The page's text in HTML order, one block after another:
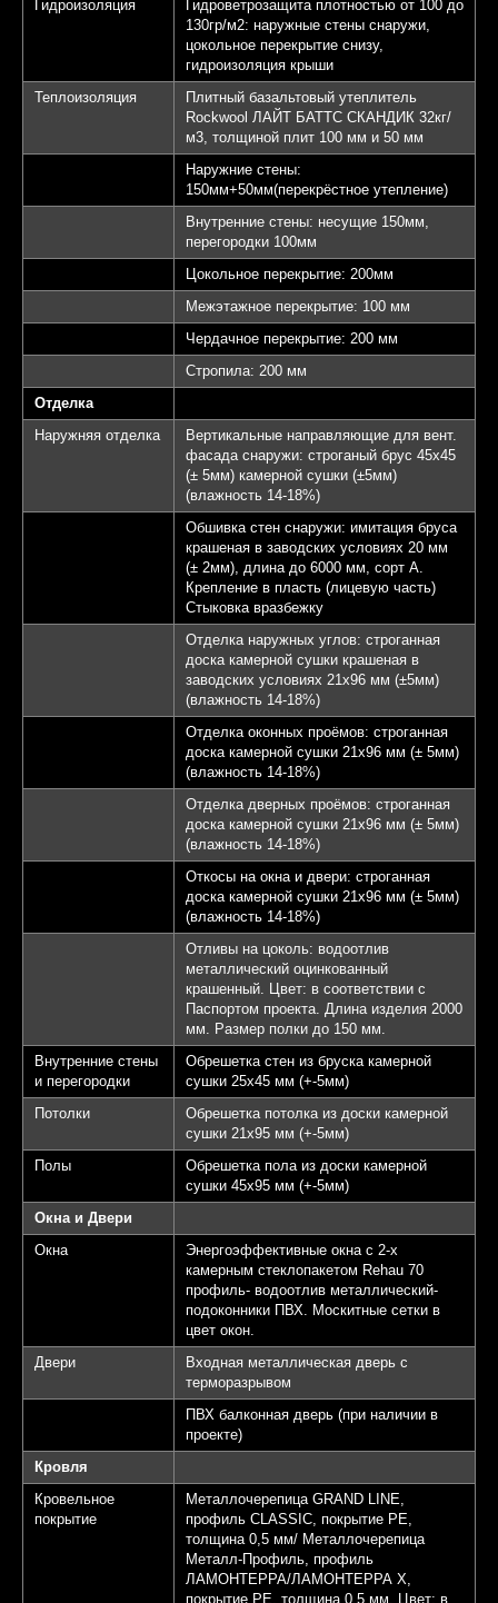
Гидроизоляция
Гидроветрозащита плотностью от 100 до
130гр/м2: наружные стены снаружи,
цокольное перекрытие снизу,
гидроизоляция крыши
Теплоизоляция
Плитный базальтовый утеплитель
Rockwool ЛАЙТ БАТТС СКАНДИК 32кг/
м3, толщиной плит 100 мм и 50 мм
Наружние стены:
150мм+50мм(перекрёстное утепление)
Внутренние стены: несущие 150мм,
перегородки 100мм
Цокольное перекрытие: 200мм
Межэтажное перекрытие: 100 мм
Чердачное перекрытие: 200 мм
Стропила: 200 мм
Отделка
Наружняя отделка
Вертикальные направляющие для вент.
фасада снаружи: строганый брус 45х45
(± 5мм) камерной сушки (±5мм)
(влажность 14-18%)
Обшивка стен снаружи: имитация бруса
крашеная в заводских условиях 20 мм
(± 2мм), длина до 6000 мм, сорт А.
Крепление в пласть (лицевую часть)
Стыковка вразбежку
Отделка наружных углов: строганная
доска камерной сушки крашеная в
заводских условиях 21х96 мм (±5мм)
(влажность 14-18%)
Отделка оконных проёмов: строганная
доска камерной сушки 21х96 мм (± 5мм)
(влажность 14-18%)
Отделка дверных проёмов: строганная
доска камерной сушки 21х96 мм (± 5мм)
(влажность 14-18%)
Откосы на окна и двери: строганная
доска камерной сушки 21х96 мм (± 5мм)
(влажность 14-18%)
Отливы на цоколь: водоотлив
металлический оцинкованный
крашенный. Цвет: в соответствии с
Паспортом проекта. Длина изделия 2000
мм. Размер полки до 150 мм.
Внутренние стены
и перегородки
Обрешетка стен из бруска камерной
сушки 25х45 мм (+-5мм)
Потолки
Обрешетка потолка из доски камерной
сушки 21х95 мм (+-5мм)
Полы
Обрешетка пола из доски камерной
сушки 45х95 мм (+-5мм)
Окна и Двери
Окна
Энергоэффективные окна с 2-х
камерным стеклопакетом Rehau 70
профиль- водоотлив металлический-
подоконники ПВХ. Москитные сетки в
цвет окон.
Двери
Входная металлическая дверь с
терморазрывом
ПВХ балконная дверь (при наличии в
проекте)
Кровля
Кровельное
покрытие
Металлочерепица GRAND LINE,
профиль CLASSIC, покрытие PE,
толщина 0,5 мм/ Металлочерепица
Металл-Профиль, профиль
ЛАМОНТЕРРА/ЛАМОНТЕРРА Х,
покрытие PE, толщина 0,5 мм. Цвет: в